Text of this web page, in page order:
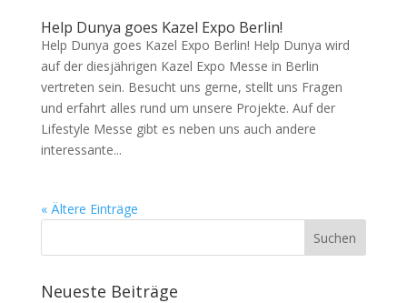
Help Dunya goes Kazel Expo Berlin!
Help Dunya goes Kazel Expo Berlin! Help Dunya wird
auf der diesjährigen Kazel Expo Messe in Berlin
vertreten sein. Besucht uns gerne, stellt uns Fragen
und erfahrt alles rund um unsere Projekte. Auf der
Lifestyle Messe gibt es neben uns auch andere
interessante...
« Ältere Einträge
Neueste Beiträge